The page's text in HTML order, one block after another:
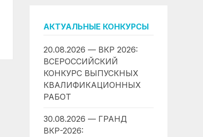
АКТУАЛЬНЫЕ КОНКУРСЫ
20.08.2026 — ВКР 2026:
ВСЕРОССИЙСКИЙ
КОНКУРС ВЫПУСКНЫХ
КВАЛИФИКАЦИОННЫХ
РАБОТ
30.08.2026 — ГРАНД
ВКР-2026: